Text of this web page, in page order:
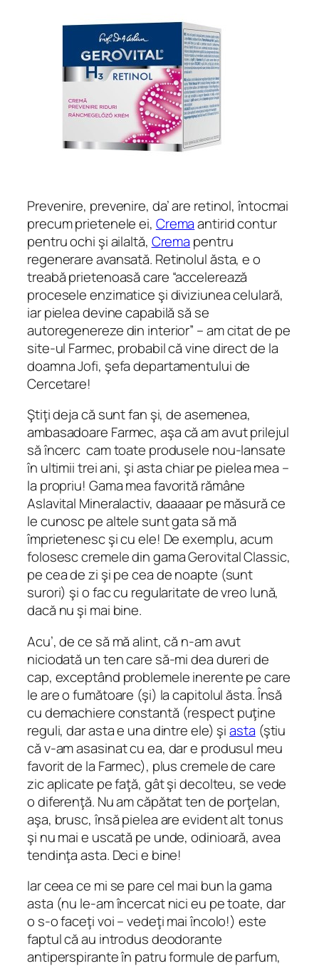
Prevenire, prevenire, da’ are retinol, întocmai
precum prietenele ei, Cremaantirid contur
pentru ochi şi ailaltă, Crema pentru
regenerare avansată. Retinolul ăsta, e o
treabă prietenoasă care “accelerează
procesele enzimatice şi diviziunea celulară,
iar pielea devine capabilă să se
autoregenereze din interior” – am citat de pe
site-ul Farmec, probabil că vine direct de la
doamna Jofi, şefa departamentului de
Cercetare!
Ştiţi deja că sunt fan şi, de asemenea,
ambasadoare Farmec, aşa că am avut prilejul
să încerc cam toate produsele nou-lansate
în ultimii trei ani, şi asta chiar pe pielea mea –
la propriu! Gama mea favorită rămâne
Aslavital Mineralactiv, daaaaar pe măsură ce
le cunosc pe altele sunt gata să mă
împrietenesc şi cu ele! De exemplu, acum
folosesc cremele din gama Gerovital Classic,
pe cea de zi şi pe cea de noapte (sunt
surori) şi o fac cu regularitate de vreo lună,
dacă nu şi mai bine.
Acu’, de ce să mă alint, că n-am avut
niciodată un ten care să-mi dea dureri de
cap, exceptând problemele inerente pe care
le are o fumătoare (şi) la capitolul ăsta. Însă
cu demachiere constantă (respect puţine
reguli, dar asta e una dintre ele) şiasta (ştiu
că v-am asasinat cu ea, dar e produsul meu
favorit de la Farmec), plus cremele de care
zic aplicate pe faţă, gât şi decolteu, se vede
o diferenţă. Nu am căpătat ten de porţelan,
aşa, brusc, însă pielea are evident alt tonus
şi nu mai e uscată pe unde, odinioară, avea
tendinţa asta. Deci e bine!
Iar ceea ce mi se pare cel mai bun la gama
asta (nu le-am încercat nici eu pe toate, dar
o s-o faceţi voi – vedeţi mai încolo!) este
faptul că au introdus deodorante
antiperspirante în patru formule de parfum,